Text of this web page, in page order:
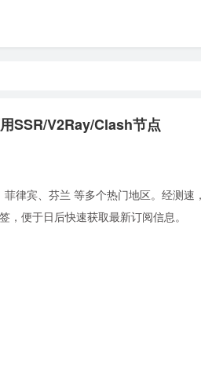
SSR/V2Ray/Clash节点
律宾、芬兰 等多个热门地区。经测
便于日后快速获取最新订阅信息。